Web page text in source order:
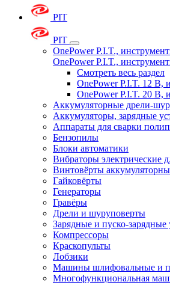
PIT
PIT
OnePower P.I.T.,
OnePower P.I.T.,
Смотреть весь раздел
OnePower P.I.T. 12 В,
OnePower P.I.T. 20 В,
Аккумуляторные дрели-
Аккумуляторы, зарядные
Аппараты для сварки
Бензопилы
Блоки автоматики
Вибраторы электрические
Винтовёрты
Гайковёрты
Генераторы
Гравёры
Дрели и шуруповерты
Зарядные и пуско-зарядные
Компрессоры
Краскопульты
Лобзики
Машины шлифовальные и
Многофункциональная